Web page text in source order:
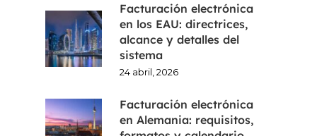
Facturación electrónica
en los EAU: directrices,
alcance y detalles del
sistema
24 abril, 2026
Facturación electrónica
en Alemania: requisitos,
FR